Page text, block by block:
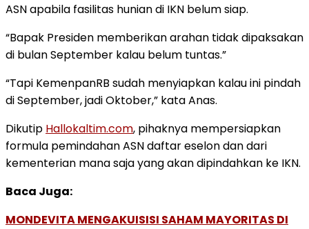
ASN apabila fasilitas hunian di IKN belum siap.
“Bapak Presiden memberikan arahan tidak dipaksakan
di bulan September kalau belum tuntas.”
“Tapi KemenpanRB sudah menyiapkan kalau ini pindah
di September, jadi Oktober,” kata Anas.
Dikutip Hallokaltim.com, pihaknya mempersiapkan
formula pemindahan ASN daftar eselon dan dari
kementerian mana saja yang akan dipindahkan ke IKN.
Baca Juga:
MONDEVITA MENGAKUISISI SAHAM MAYORITAS DI